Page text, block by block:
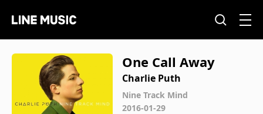
One Call Away
Charlie Puth
Nine Track Mind
2016-01-29